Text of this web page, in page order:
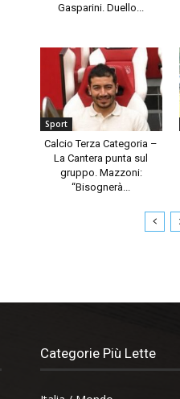
Gasparini. Duello...
Sport
Calcio Terza Categoria –
La Cantera punta sul
gruppo. Mazzoni:
“Bisognerà...
Categorie Più Lette